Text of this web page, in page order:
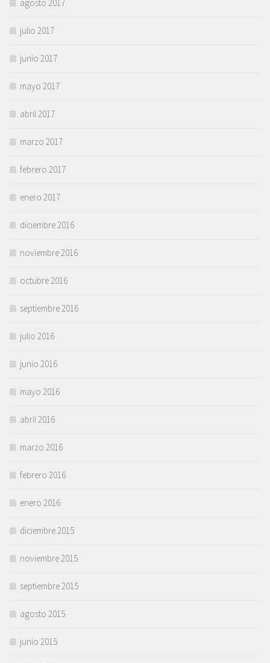
agosto 2017
julio 2017
junio 2017
mayo 2017
abril 2017
marzo 2017
febrero 2017
enero 2017
diciembre 2016
noviembre 2016
octubre 2016
septiembre 2016
julio 2016
junio 2016
mayo 2016
abril 2016
marzo 2016
febrero 2016
enero 2016
diciembre 2015
noviembre 2015
septiembre 2015
agosto 2015
junio 2015